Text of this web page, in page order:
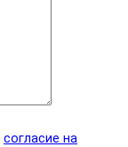
согласие на